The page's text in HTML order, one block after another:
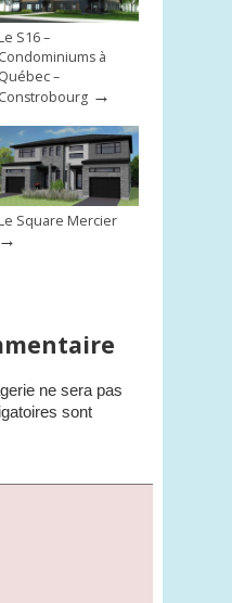
Le S16 –
Condominiums à
Québec –
Constrobourg →
Le Square Mercier
→
ne sera pas
sont